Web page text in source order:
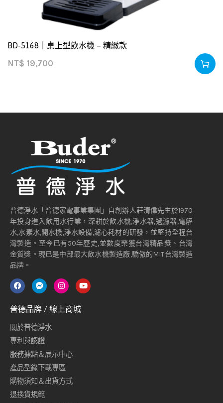
BD-5168｜桌上型飲水機 – 精緻款
NT$ 19,700
普德淨水「普德家電事業集團」自創辦人莊清偉先生於1970
年投身進入飲用水行業，深耕於飲水機,淨水器,過濾器,電解
水,水素水,開水機,淨水設備,濾心耗材的研發，並堅持全程台
灣製造。至今已有50年歷史,並數度榮獲台灣精品獎、台灣
金質獎。現已是中部最大飲水機製造廠,驕傲的MIT台灣製造
品牌。
普德品牌 / 線上商城
關於普德淨水
專利與認證
服務據點＆展示中心
產品型錄下載專區
購物須知＆出貨方式
退換貨規範